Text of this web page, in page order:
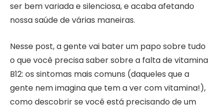
ser bem variada e silenciosa, e acaba afetando
nossa saúde de várias maneiras.
Nesse post, a gente vai bater um papo sobre tudo
o que você precisa saber sobre a falta de vitamina
B12: os sintomas mais comuns (daqueles que a
gente nem imagina que tem a ver com vitamina!),
como descobrir se você está precisando de um